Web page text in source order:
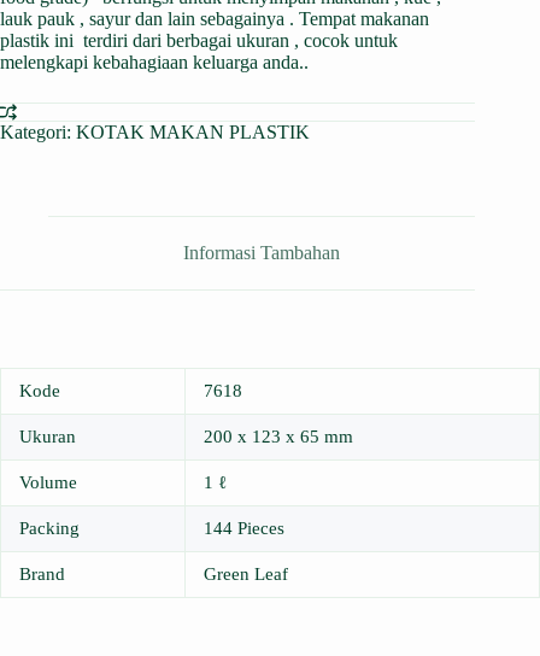
lauk pauk , sayur dan lain sebagainya . Tempat makanan
plastik ini terdiri dari berbagai ukuran , cocok untuk
melengkapi kebahagiaan keluarga anda..
Kategori: KOTAK MAKAN PLASTIK
Informasi Tambahan
Kode 7618
Ukuran 200 x 123 x 65 mm
Volume 1 ℓ
Packing 144 Pieces
Brand Green Leaf